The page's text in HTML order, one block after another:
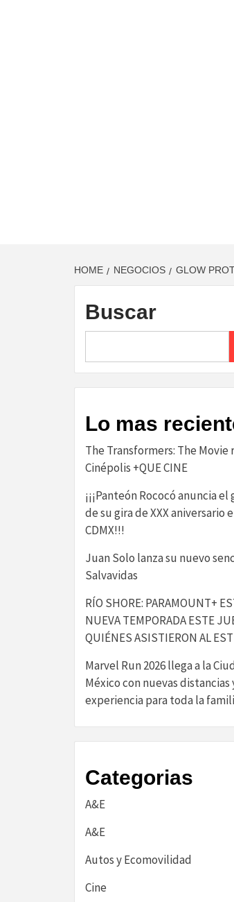
HOME NEGOCIOS GLOW
Buscar
Lo mas
The Transformers: The Movie
Cinépolis +QUE CINE
¡¡¡Panteón Rococó anuncia
de su gira de XXX aniversario
CDMX!!!
Juan Solo lanza su nuevo
Salvavidas
RÍO SHORE: PARAMOUNT+
NUEVA TEMPORADA ESTE
QUIÉNES ASISTIERON AL
Marvel Run 2026 llega a la
México con nuevas distancias
experiencia para toda la
Categorias
A&E
A&E
Autos y Ecomovilidad
Cine